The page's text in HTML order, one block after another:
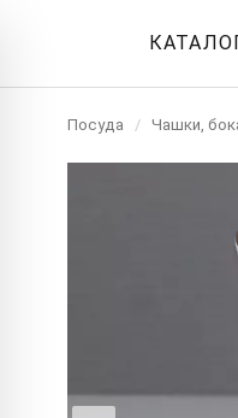
Посуда / Чашки,